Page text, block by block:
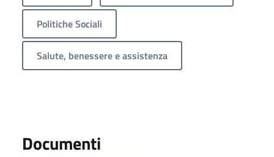
Politiche Sociali
Salute, benessere e assistenza
Documenti